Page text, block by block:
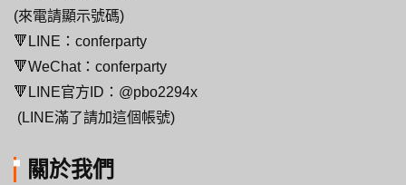
(來電請顯示號碼)
🔻LINE：conferparty
🔻WeChat：conferparty
🔻LINE官方ID：@pbo2294x
(LINE滿了請加這個帳號)
關於我們